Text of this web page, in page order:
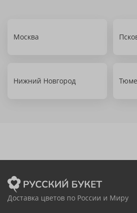
Москва
Нижний Новгород
Доставка цветов по России и Миру